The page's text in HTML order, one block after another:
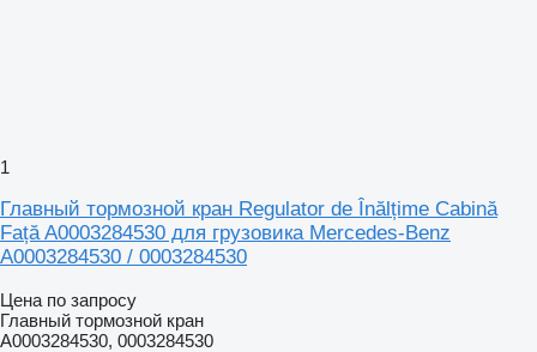
1
Главный тормозной кран Regulator de Înălțime Cabină
Față A0003284530 для грузовика Mercedes-Benz
A0003284530 / 0003284530
Цена по запросу
Главный тормозной кран
A0003284530, 0003284530